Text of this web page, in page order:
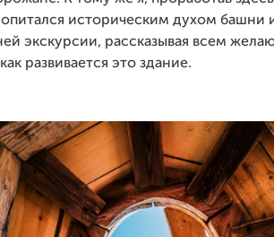
историческим духом башни
экскурсии, рассказывая всем
развивается это здание.